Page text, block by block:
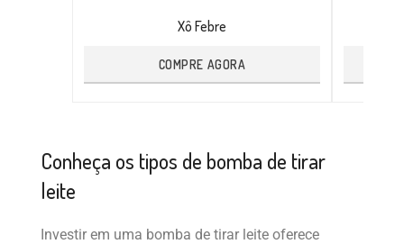
Xô Febre
COMPRE AGORA
Conheça os tipos de bomba de tirar
leite
Investir em uma bomba de tirar leite oferece